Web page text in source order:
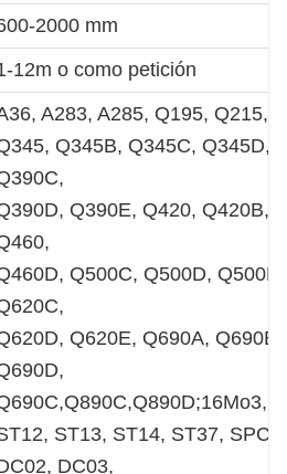
2000 mm
12m o como petición
A283, A285, Q195, Q215,
Q345B, Q345C, Q345D,
Q390E, Q420, Q420B,
Q500C, Q500D,
Q620E, Q690A,
ST13, ST14, ST37,
DC03,